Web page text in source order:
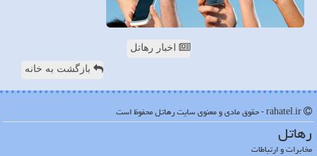
اخبار رهاتل
بازگشت به خانه
رهاتل
مخابرات و ارتباطات